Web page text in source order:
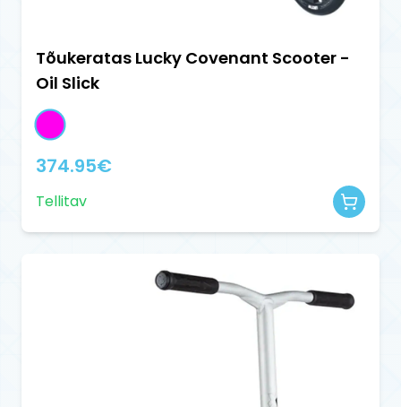
Tõukeratas Lucky Covenant Scooter -
Oil Slick
374.95€
Tellitav